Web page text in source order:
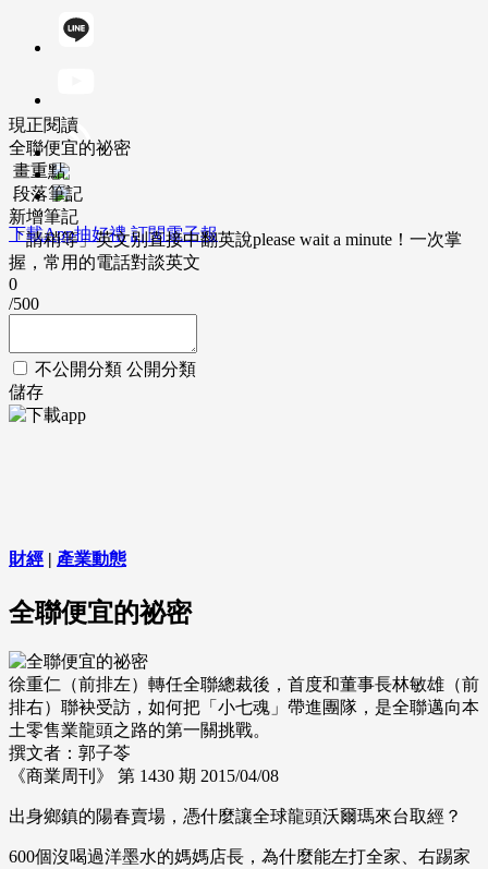
下載App抽好禮 訂閱電子報
現正閱讀
全聯便宜的祕密
畫重點
段落筆記
新增筆記
「請稍等」英文別直接中翻英說please wait a minute！一次掌
握，常用的電話對談英文
0
/500
不公開分類 公開分類
儲存
財經 | 產業動態
全聯便宜的祕密
徐重仁（前排左）轉任全聯總裁後，首度和董事長林敏雄（前
排右）聯袂受訪，如何把「小七魂」帶進團隊，是全聯邁向本
土零售業龍頭之路的第一關挑戰。
撰文者：郭子苓
《商業周刊》 第 1430 期 2015/04/08
出身鄉鎮的陽春賣場，憑什麼讓全球龍頭沃爾瑪來台取經？
600個沒喝過洋墨水的媽媽店長，為什麼能左打全家、右踢家